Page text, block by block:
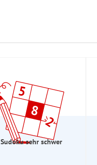
Sudoku sehr schwer